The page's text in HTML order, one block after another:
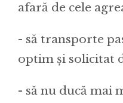
afară de cele
- să transporte
optim și solicitat
- să nu ducă mai